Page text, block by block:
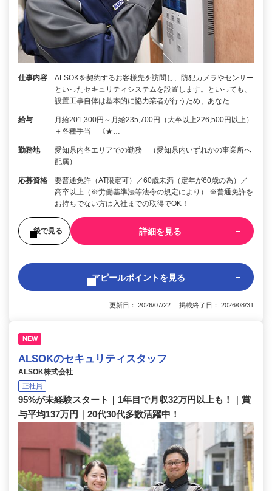
仕事内容
ALSOKを契約するお客様先を訪問し、防犯カメラやセンサー
といったセキュリティシステムを設置します。といっても、
設置工事自体は基本的に協力業者が行うため、あなた…
給与
月給201,300円～月給235,700円（大卒以上226,500円以上）
＋各種手当 《★…
勤務地
愛知県内各エリアでの勤務 （愛知県内いずれかの事業所へ
配属）
応募資格
要普通免許（AT限定可）／60歳未満（定年が60歳の為）／
高卒以上（※労働基準法等法令の規定により） ※普通免許を
お持ちでない方は入社までの取得でOK！
後で見る 詳細を見る
アピールポイントを見る
更新日： 2026/07/22 掲載終了日： 2026/08/31
NEW
ALSOKのセキュリティスタッフ
ALSOK株式会社
正社員
95%が未経験スタート｜1年目で月収32万円以上も！｜賞
与平均137万円｜20代30代多数活躍中！